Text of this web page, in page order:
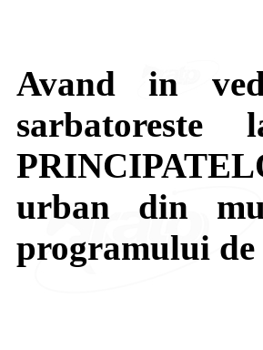
Avand in
urban din
programului de